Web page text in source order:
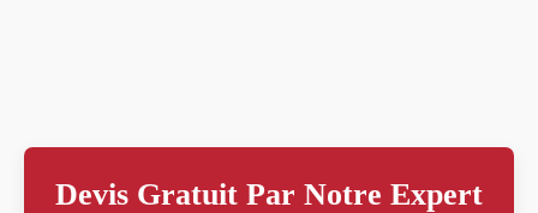
Devis Gratuit Par Notre Expert